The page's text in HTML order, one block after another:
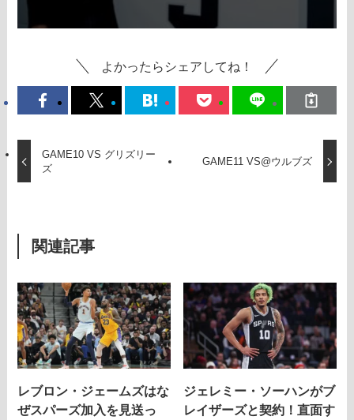
よかったらシェアしてね！
GAME10 VS グリズリー
ズ
GAME11 VS@ウルブズ
関連記事
レブロン・ジェームズはな
ぜスパーズ加入を見送っ
ジェレミー・ソーハンがブ
レイザーズと契約！直面す